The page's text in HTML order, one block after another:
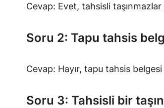
Cevap: Evet, tahsisli
Soru 2: Tapu tahsis
Cevap: Hayır, tapu tahsis
Soru 3: Tahsisli bir